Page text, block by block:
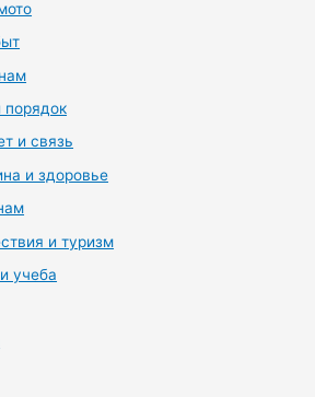
порядок
и связь
и здоровье
и туризм
учеба